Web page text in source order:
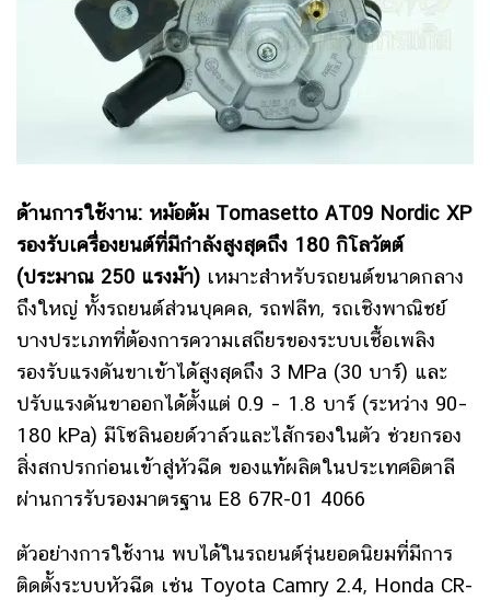
ด้านการใช้งาน: หม้อต้ม Tomasetto AT09 Nordic XP
รองรับเครื่องยนต์ที่มีกำลังสูงสุดถึง 180 กิโลวัตต์
(ประมาณ 250 แรงม้า) เหมาะสำหรับรถยนต์ขนาดกลาง
ถึงใหญ่ ทั้งรถยนต์ส่วนบุคคล, รถฟลีท, รถเชิงพาณิชย์
บางประเภทที่ต้องการความเสถียรของระบบเชื้อเพลิง
รองรับแรงดันขาเข้าได้สูงสุดถึง 3 MPa (30 บาร์) และ
ปรับแรงดันขาออกได้ตั้งแต่ 0.9 – 1.8 บาร์ (ระหว่าง 90–
180 kPa) มีโซลินอยด์วาล์วและไส้กรองในตัว ช่วยกรอง
สิ่งสกปรกก่อนเข้าสู่หัวฉีด ของแท้ผลิตในประเทศอิตาลี
ผ่านการรับรองมาตรฐาน E8 67R-01 4066
ตัวอย่างการใช้งาน พบได้ในรถยนต์รุ่นยอดนิยมที่มีการ
ติดตั้งระบบหัวฉีด เช่น Toyota Camry 2.4, Honda CR-